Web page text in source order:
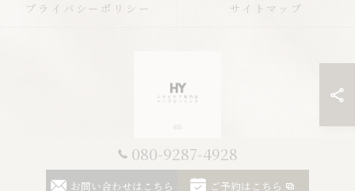
080-9287-4928
お問い合わせはこちら ご予約はこちら
プライバシーポリシー サイトマップ
© 2026 栃木のエステならニキビケア専門店 ハーブピーリングHY ALL RIGHTS
RESERVED.